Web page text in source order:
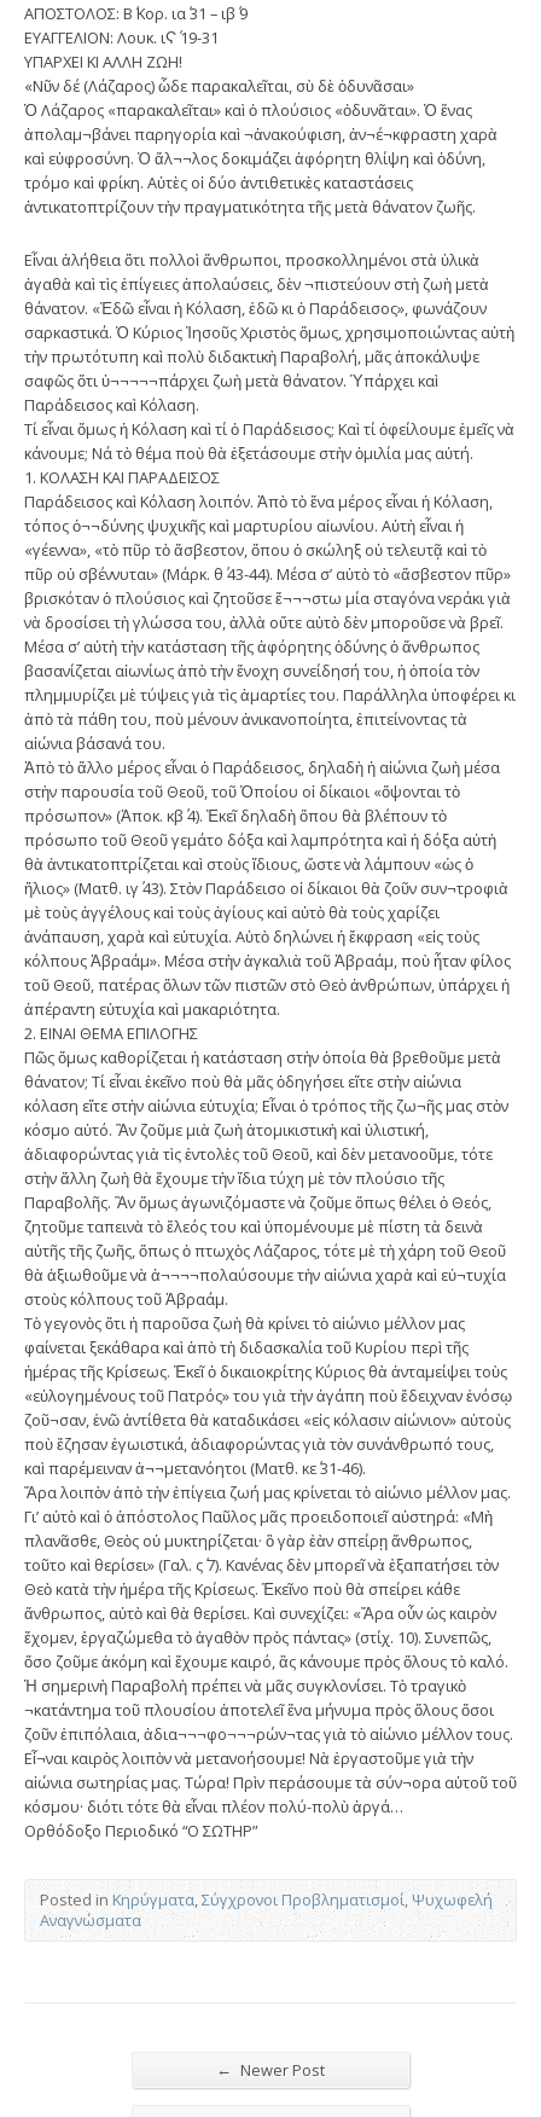
ΑΠΟΣΤΟΛΟΣ: Β΄ Κορ. ια΄ 31 – ιβ΄ 9
ΕΥΑΓΓΕΛΙΟΝ: Λουκ. ιϚ΄ 19-31
ΥΠΑΡΧΕΙ ΚΙ ΑΛΛΗ ΖΩΗ!
«Νῦν δέ (Λάζαρος) ὧδε παρακαλεῖται, σὺ δὲ ὀδυνᾶσαι»
Ὁ Λάζαρος «παρακαλεῖται» καὶ ὁ πλούσιος «ὀδυνᾶται». Ὁ ἕνας
ἀπολαμ¬βάνει παρηγορία καὶ ¬ἀνακούφιση, ἀν¬έ¬κφραστη χαρὰ
καὶ εὐφροσύνη. Ὁ ἄλ¬¬λος δοκιμάζει ἀφόρητη θλίψη καὶ ὀδύνη,
τρόμο καὶ φρίκη. Αὐτὲς οἱ δύο ἀντιθετικὲς καταστάσεις
ἀντικατοπτρίζουν τὴν πραγματικότητα τῆς μετὰ θάνατον ζωῆς.
Εἶναι ἀλήθεια ὅτι πολλοὶ ἄνθρωποι, προσκολλημένοι στὰ ὑλικὰ
ἀγαθὰ καὶ τὶς ἐπίγειες ἀπολαύσεις, δὲν ¬πιστεύουν στὴ ζωὴ μετὰ
θάνατον. «Ἐδῶ εἶναι ἡ Κόλαση, ἐδῶ κι ὁ Παράδεισος», φωνάζουν
σαρκαστικά. Ὁ Κύριος Ἰησοῦς Χριστὸς ὅμως, χρησιμοποιώντας αὐτὴ
τὴν πρωτότυπη καὶ πολὺ διδακτικὴ Παραβολή, μᾶς ἀποκάλυψε
σαφῶς ὅτι ὑ¬¬¬¬¬πάρχει ζωὴ μετὰ θάνατον. Ὑπάρχει καὶ
Παράδεισος καὶ Κόλαση.
Τί εἶναι ὅμως ἡ Κόλαση καὶ τί ὁ Παράδεισος; Καὶ τί ὀφείλουμε ἐμεῖς νὰ
κάνουμε; Νά τὸ θέμα ποὺ θὰ ἐξετάσουμε στὴν ὁμιλία μας αὐτή.
1. ΚΟΛΑΣΗ ΚΑΙ ΠΑΡΑΔΕΙΣΟΣ
Παράδεισος καὶ Κόλαση λοιπόν. Ἀπὸ τὸ ἕνα μέρος εἶναι ἡ Κόλαση,
τόπος ὀ¬¬δύνης ψυχικῆς καὶ μαρτυρίου αἰωνίου. Αὐτὴ εἶναι ἡ
«γέεννα», «τὸ πῦρ τὸ ἄσβεστον, ὅπου ὁ σκώληξ οὐ τελευτᾷ καὶ τὸ
πῦρ οὐ σβέννυται» (Μάρκ. θ΄ 43-44). Μέσα σ’ αὐτὸ τὸ «ἄσβεστον πῦρ»
βρισκόταν ὁ πλούσιος καὶ ζητοῦσε ἔ¬¬¬στω μία σταγόνα νεράκι γιὰ
νὰ δροσίσει τὴ γλώσσα του, ἀλλὰ οὔτε αὐτὸ δὲν μποροῦσε νὰ βρεῖ.
Μέσα σ’ αὐτὴ τὴν κατάσταση τῆς ἀφόρητης ὀδύνης ὁ ἄνθρωπος
βασανίζεται αἰωνίως ἀπὸ τὴν ἔνοχη συνείδησή του, ἡ ὁποία τὸν
πλημμυρίζει μὲ τύψεις γιὰ τὶς ἁμαρτίες του. Παράλληλα ὑποφέρει κι
ἀπὸ τὰ πάθη του, ποὺ μένουν ἀνικανοποίητα, ἐπιτείνοντας τὰ
αἰώνια βάσανά του.
Ἀπὸ τὸ ἄλλο μέρος εἶναι ὁ Παράδεισος, δηλαδὴ ἡ αἰώνια ζωὴ μέσα
στὴν παρουσία τοῦ Θεοῦ, τοῦ Ὁποίου οἱ δίκαιοι «ὄψονται τὸ
πρόσωπον» (Ἀποκ. κβ΄ 4). Ἐκεῖ δηλαδὴ ὅπου θὰ βλέπουν τὸ
πρόσωπο τοῦ Θεοῦ γεμάτο δόξα καὶ λαμπρότητα καὶ ἡ δόξα αὐτὴ
θὰ ἀντικατοπτρίζεται καὶ στοὺς ἴδιους, ὥστε νὰ λάμπουν «ὡς ὁ
ἥλιος» (Ματθ. ιγ΄ 43). Στὸν Παράδεισο οἱ δίκαιοι θὰ ζοῦν συν¬τροφιὰ
μὲ τοὺς ἀγγέλους καὶ τοὺς ἁγίους καὶ αὐτὸ θὰ τοὺς χαρίζει
ἀνάπαυση, χαρὰ καὶ εὐτυχία. Αὐτὸ δηλώνει ἡ ἔκφραση «εἰς τοὺς
κόλπους Ἀβραάμ». Μέσα στὴν ἀγκαλιὰ τοῦ Ἀβραάμ, ποὺ ἦταν φίλος
τοῦ Θεοῦ, πατέρας ὅλων τῶν πιστῶν στὸ Θεὸ ἀνθρώπων, ὑπάρχει ἡ
ἀπέραντη εὐτυχία καὶ μακαριότητα.
2. ΕΙΝΑΙ ΘΕΜΑ ΕΠΙΛΟΓΗΣ
Πῶς ὅμως καθορίζεται ἡ κατάσταση στὴν ὁποία θὰ βρεθοῦμε μετὰ
θάνατον; Τί εἶναι ἐκεῖνο ποὺ θὰ μᾶς ὁδηγήσει εἴτε στὴν αἰώνια
κόλαση εἴτε στὴν αἰώνια εὐτυχία; Εἶναι ὁ τρόπος τῆς ζω¬ῆς μας στὸν
κόσμο αὐτό. Ἂν ζοῦμε μιὰ ζωὴ ἀτομικιστικὴ καὶ ὑλιστική,
ἀδιαφορώντας γιὰ τὶς ἐντολὲς τοῦ Θεοῦ, καὶ δὲν μετανοοῦμε, τότε
στὴν ἄλλη ζωὴ θὰ ἔχουμε τὴν ἴδια τύχη μὲ τὸν πλούσιο τῆς
Παραβολῆς. Ἂν ὅμως ἀγωνιζόμαστε νὰ ζοῦμε ὅπως θέλει ὁ Θεός,
ζητοῦμε ταπεινὰ τὸ ἔλεός του καὶ ὑπομένουμε μὲ πίστη τὰ δεινὰ
αὐτῆς τῆς ζωῆς, ὅπως ὁ πτωχὸς Λάζαρος, τότε μὲ τὴ χάρη τοῦ Θεοῦ
θὰ ἀξιωθοῦμε νὰ ἀ¬¬¬¬πολαύσουμε τὴν αἰώνια χαρὰ καὶ εὐ¬τυχία
στοὺς κόλπους τοῦ Ἀβραάμ.
Τὸ γεγονὸς ὅτι ἡ παροῦσα ζωὴ θὰ κρίνει τὸ αἰώνιο μέλλον μας
φαίνεται ξεκάθαρα καὶ ἀπὸ τὴ διδασκαλία τοῦ Κυρίου περὶ τῆς
ἡμέρας τῆς Κρίσεως. Ἐκεῖ ὁ δικαιοκρίτης Κύριος θὰ ἀνταμείψει τοὺς
«εὐλογημένους τοῦ Πατρός» του γιὰ τὴν ἀγάπη ποὺ ἔδειχναν ἐνόσῳ
ζοῦ¬σαν, ἐνῶ ἀντίθετα θὰ καταδικάσει «εἰς κόλασιν αἰώνιον» αὐτοὺς
ποὺ ἔζησαν ἐγωιστικά, ἀδιαφορώντας γιὰ τὸν συνάνθρωπό τους,
καὶ παρέμειναν ἀ¬¬μετανόητοι (Ματθ. κε΄ 31-46).
Ἄρα λοιπὸν ἀπὸ τὴν ἐπίγεια ζωή μας κρίνεται τὸ αἰώνιο μέλλον μας.
Γι’ αὐτὸ καὶ ὁ ἀπόστολος Παῦλος μᾶς προειδοποιεῖ αὐστηρά: «Μὴ
πλανᾶσθε, Θεὸς οὐ μυκτηρίζεται· ὃ γὰρ ἐὰν σπείρῃ ἄνθρωπος,
τοῦτο καὶ θερίσει» (Γαλ. ς΄ 7). Κανένας δὲν μπορεῖ νὰ ἐξαπατήσει τὸν
Θεὸ κατὰ τὴν ἡμέρα τῆς Κρίσεως. Ἐκεῖνο ποὺ θὰ σπείρει κάθε
ἄνθρωπος, αὐτὸ καὶ θὰ θερίσει. Καὶ συνεχίζει: «Ἄρα οὖν ὡς καιρὸν
ἔχομεν, ἐργαζώμεθα τὸ ἀγαθὸν πρὸς πάντας» (στίχ. 10). Συνεπῶς,
ὅσο ζοῦμε ἀκόμη καὶ ἔχουμε καιρό, ἂς κάνουμε πρὸς ὅλους τὸ καλό.
Ἡ σημερινὴ Παραβολὴ πρέπει νὰ μᾶς συγκλονίσει. Τὸ τραγικὸ
¬κατάντημα τοῦ πλουσίου ἀποτελεῖ ἕνα μήνυμα πρὸς ὅλους ὅσοι
ζοῦν ἐπιπόλαια, ἀδια¬¬¬φο¬¬¬ρών¬τας γιὰ τὸ αἰώνιο μέλλον τους.
Εἶ¬ναι καιρὸς λοιπὸν νὰ μετανοήσουμε! Νὰ ἐργαστοῦμε γιὰ τὴν
αἰώνια σωτηρίας μας. Τώρα! Πρὶν περάσουμε τὰ σύν¬ορα αὐτοῦ τοῦ
κόσμου· διότι τότε θὰ εἶναι πλέον πολύ-πολὺ ἀργά…
Ορθόδοξο Περιοδικό “Ο ΣΩΤΗΡ”
Posted in Κηρύγματα,Σύγχρονοι Προβληματισμοί,Ψυχωφελή
Αναγνώσματα
← Newer Post